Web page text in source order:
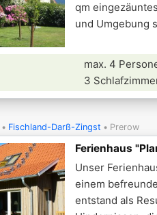
qm
und Umgebung
max. 4
3
Fischland-Darß-Zingst Prerow
Ferienhaus
Unser
einem
entstand als